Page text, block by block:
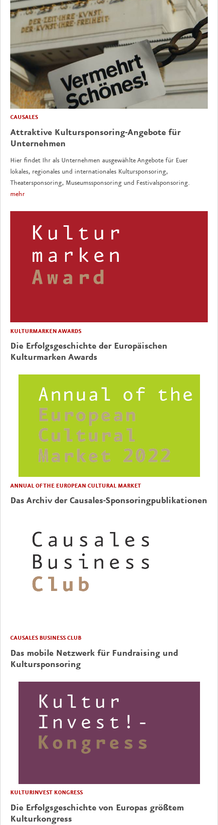
CAUSALES
Attraktive Kultursponsoring-Angebote für
Unternehmen
Hier findet Ihr als Unternehmen ausgewählte Angebote für Euer
lokales, regionales und internationales Kultursponsoring,
Theatersponsoring, Museumssponsoring und Festivalsponsoring.
mehr
KULTURMARKEN AWARDS
Die Erfolgsgeschichte der Europäischen
Kulturmarken Awards
ANNUAL OF THE EUROPEAN CULTURAL MARKET
Das Archiv der Causales-Sponsoringpublikationen
CAUSALES BUSINESS CLUB
Das mobile Netzwerk für Fundraising und
Kultursponsoring
KULTURINVEST KONGRESS
Die Erfolgsgeschichte von Europas größtem
Kulturkongress